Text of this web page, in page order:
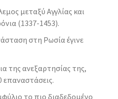
μεταξύ Αγγλίας και
(1337-1453).
στη Ρωσία έγινε
της ανεξαρτησίας της,
επαναστάσεις.
το πιο διαδεδομένο